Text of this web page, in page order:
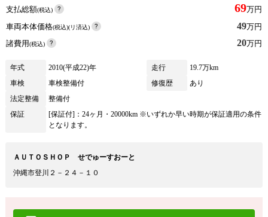
支払総額(税込) 69万円
車両本体価格(税込)(リ済込) 49万円
諸費用(税込) 20万円
年式 2010(平成22)年 走行
19.7万km
車検
車検整備付 修復歴
あり
法定整備
整備付
保証
[保証付]：24ヶ月・20000km ※いずれか早い時期が保証適用の条件
となります。
ＡＵＴＯＳＨＯＰ せでゅーすおーと
沖縄市登川２－２４－１０